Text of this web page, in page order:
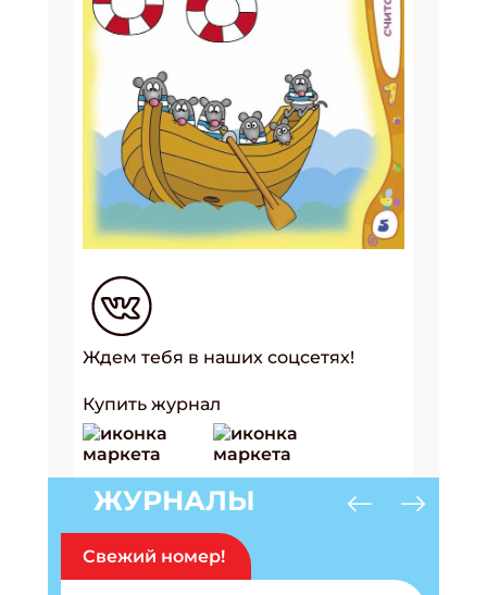
Ждем тебя в наших соцсетях!
Купить журнал
ЖУРНАЛЫ
Свежий номер!